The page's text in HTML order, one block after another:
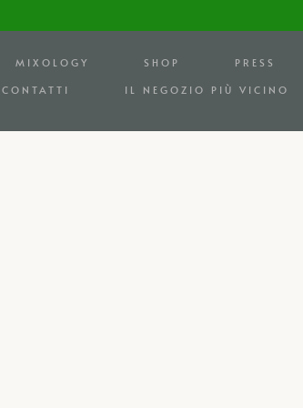
MIXOLOGY SHOP
PRESS
CONTATTI
IL NEGOZIO PIÙ VICINO